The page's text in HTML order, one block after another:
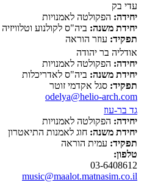
עדי בק
יחידה: הפקולטה לאמנויות
יחידת משנה: ביה"ס לקולנוע
תפקיד: עוזר הוראה
אודליה בר יהודה
יחידה: הפקולטה לאמנויות
יחידת משנה: ביה"ס לאדריכלות
תפקיד: סגל אקדמי זוטר
odelya@helio-arch.com
גד בר-עוז
יחידה: הפקולטה לאמנויות
יחידת משנה: חוג לאמנות התיאטרון
תפקיד: עמית הוראה
טלפון:
03-6408612
music@maalot.matnasim.co.il